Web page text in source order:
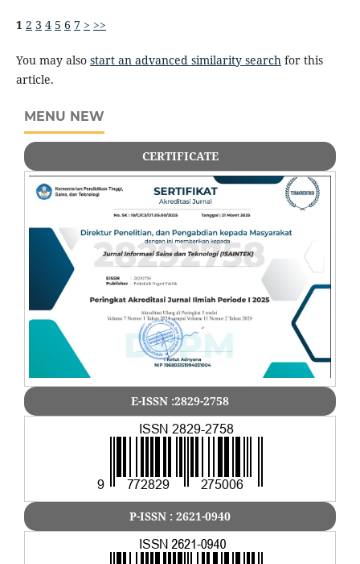
1 2 3 4 5 6 7 > >>
You may also start an advanced similarity searchfor this
article.
MENU NEW
CERTIFICATE
E-ISSN :2829-2758
P-ISSN : 2621-0940